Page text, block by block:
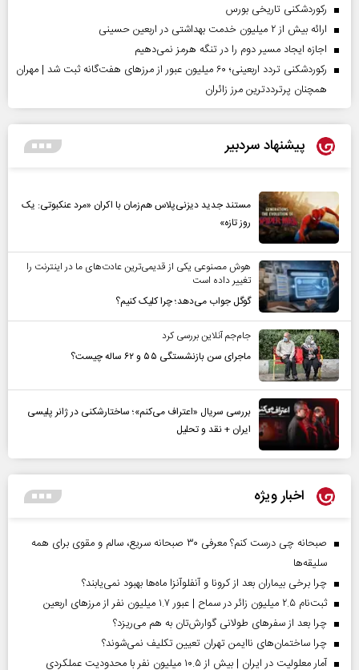
رکوردشکنی تاریخی بورس
ارائه بیش از ۲ میلیون خدمت بهداشتی در اربعین حسینی
اجازه ایجاد مسیر دوم را در تنگه هرمز نمی‌دهیم
رکوردشکنی تردد اربعینی؛ ۶۰ میلیون عبور از مرزهای هفت‌گانه ثبت شد | مهران
همچنان پرترددترین مرز زائران
پیشنهاد سردبیر
مستند جدید دیزنی‌پلاس هم‌زمان با اکران «مرد عنکبوتی: یک
روز تازه»
هوش مصنوعی یکی از قدیمی‌ترین عادت‌های ما در اینترنت را
تغییر داده است
گوگل جواب می‌دهد؛ چرا کلیک کنیم؟
جام‌جم آنلاین بررسی کرد
ماجرای سن بازنشستگی ۵۵ و ۶۲ ساله چیست؟
بررسی سریال «اعتراف می‌کنم»؛ ساختارشکنی در ژانر پلیسی
ایران + نقد و تحلیل
اخبار ویژه
صبحانه چی درست کنم؟ معرفی ۳۰ صبحانه سریع، سالم و مقوی برای همه
سلیقه‌ها
چرا برخی بیماران بعد از کرونا و آنفلوآنزا ماه‌ها بهبود نمی‌یابند؟
ثبت‌نام ۲.۵ میلیون زائر در سماح | عبور ۱.۷ میلیون نفر از مرز‌های اربعین
چرا بعد از سفرهای طولانی گوارش‌تان به هم می‌ریزد؟
چرا ساختمان‌های ناایمن تهران تعیین تکلیف نمی‌شوند؟
آمار معلولیت در ایران | بیش از ۱۰.۵ میلیون نفر با محدودیت عملکردی